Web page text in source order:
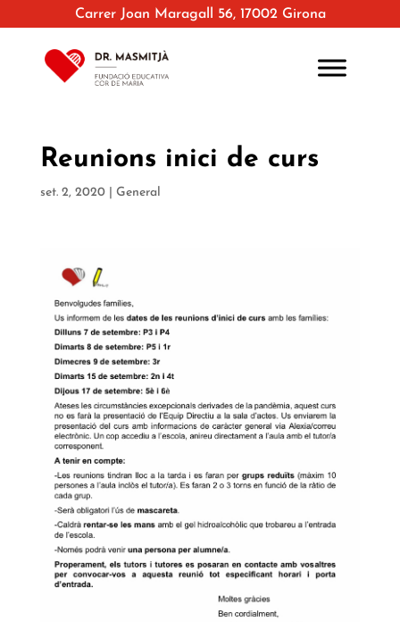
Carrer Joan Maragall 56, 17002 Girona
Reunions inici de curs
set. 2, 2020| General